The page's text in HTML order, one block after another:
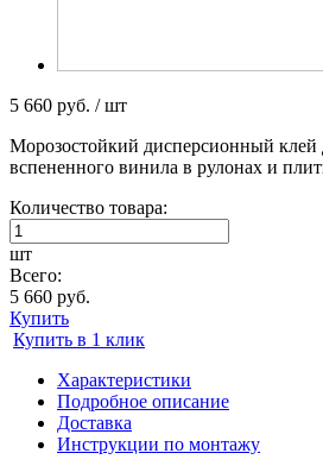
5 660 руб. / шт
Морозостойкий дисперсионный
вспененного винила в рулонах и
Количество товара:
шт
Всего:
5 660 руб.
Купить
Купить в 1 клик
Характеристики
Подробное описание
Доставка
Инструкции по монтажу